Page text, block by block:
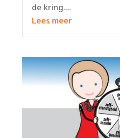
de kring....
Lees meer